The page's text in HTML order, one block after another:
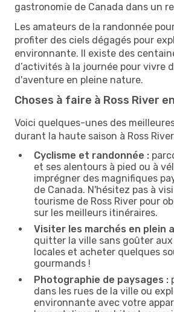
gastronomie de Canada dans un
Les amateurs de la randonnée
profiter des ciels dégagés pour
environnante. Il existe des
d’activités à la journée pour vivre
d'aventure en pleine nature.
Choses à faire à Ross River
Voici quelques-unes des
durant la haute saison à Ross
Cyclisme et randonnée :
et ses alentours à pied ou à
imprégner des magnifiques
de Canada. N'hésitez pas à
tourisme de Ross River pour
sur les meilleurs itinéraires.
Visiter les marchés en plein
quitter la ville sans goûter
locales et acheter quelques
gourmands !
Photographie de paysages :
dans les rues de la ville ou
environnante avec votre